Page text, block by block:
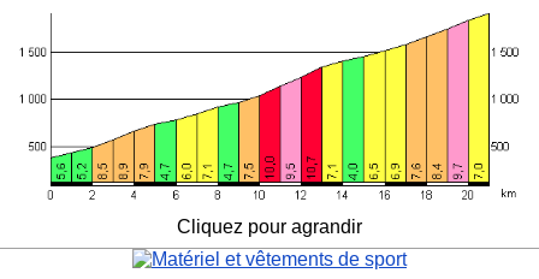
Cliquez pour agrandir